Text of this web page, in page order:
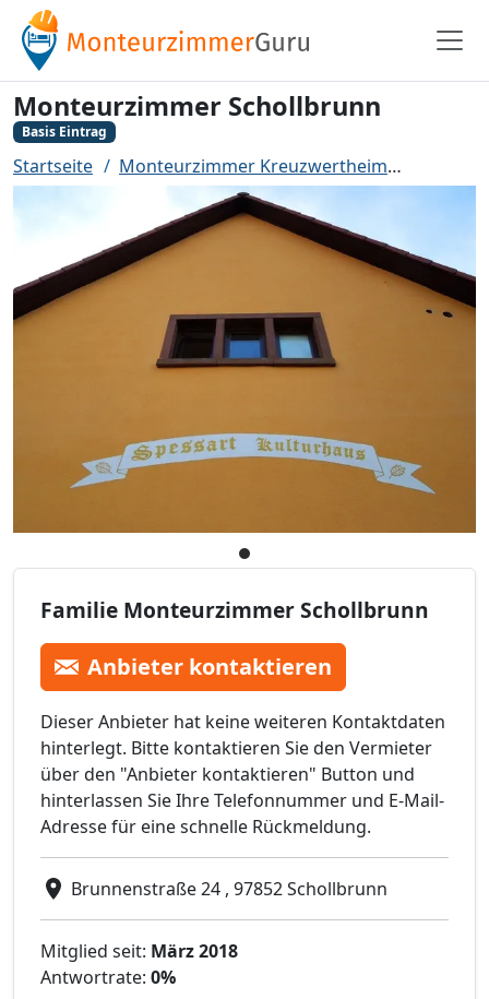
Monteurzimmer Schollbrunn
Basis Eintrag
Startseite Monteurzimmer Kreuzwertheim
Familie Monteurzimmer Schollbrunn
Anbieter kontaktieren
Dieser Anbieter hat keine weiteren Kontaktdaten
hinterlegt. Bitte kontaktieren Sie den Vermieter
über den "Anbieter kontaktieren" Button und
hinterlassen Sie Ihre Telefonnummer und E-Mail-
Adresse für eine schnelle Rückmeldung.
Brunnenstraße 24 , 97852 Schollbrunn
Mitglied seit: März 2018
Antwortrate: 0%